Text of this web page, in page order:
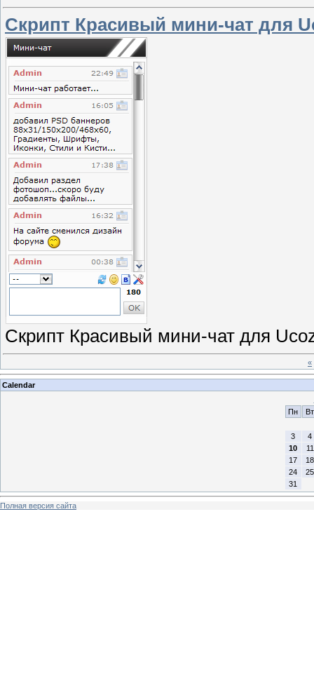
Скрипт Красивый мини-чат для
Скрипт Красивый мини-чат для
«
Calendar
Пн
Вт
3
4
10
11
17
18
24
25
31
Полная версия сайта